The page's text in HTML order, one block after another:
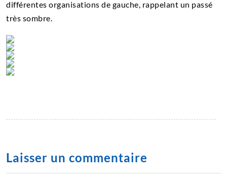
différentes organisations de gauche, rappelant un passé
très sombre.
Laisser un commentaire